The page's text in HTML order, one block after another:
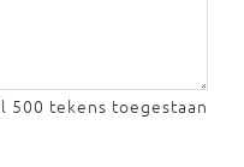
500 tekens toegestaan